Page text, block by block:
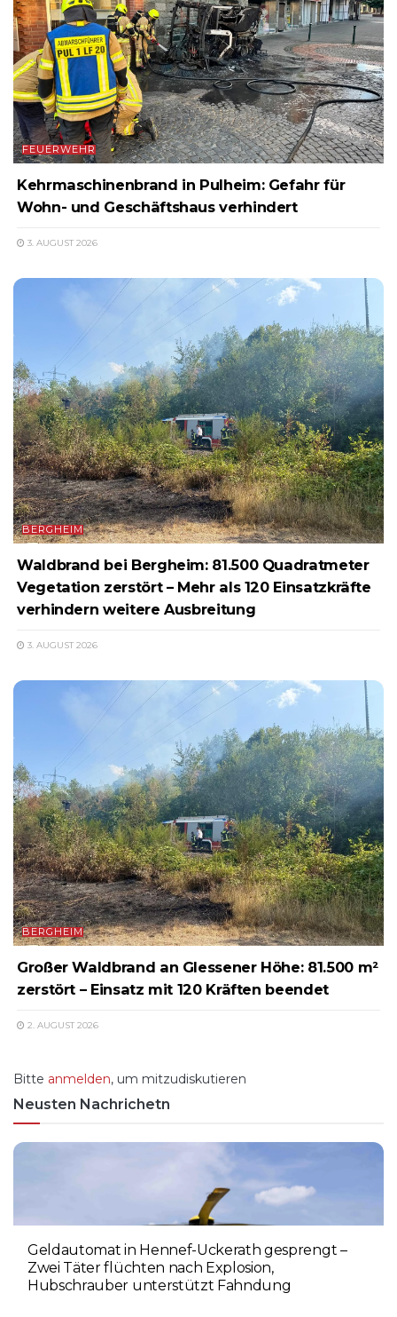
FEUERWEHR
Kehrmaschinenbrand in Pulheim: Gefahr für
Wohn- und Geschäftshaus verhindert
3. AUGUST 2026
BERGHEIM
Waldbrand bei Bergheim: 81.500 Quadratmeter
Vegetation zerstört – Mehr als 120 Einsatzkräfte
verhindern weitere Ausbreitung
3. AUGUST 2026
BERGHEIM
Großer Waldbrand an Glessener Höhe: 81.500 m²
zerstört – Einsatz mit 120 Kräften beendet
2. AUGUST 2026
Bitte anmelden, um mitzudiskutieren
Neusten Nachrichetn
Geldautomat in Hennef-Uckerath gesprengt –
Zwei Täter flüchten nach Explosion,
Hubschrauber unterstützt Fahndung